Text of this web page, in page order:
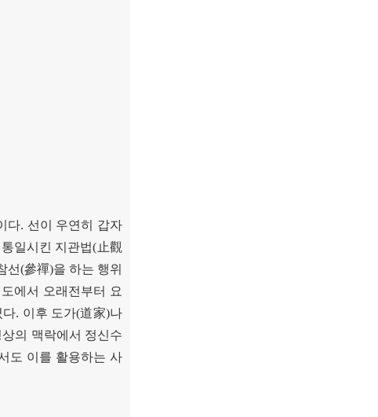
다. 선이 우연히 갑자
일시킨 지관법( 止觀
선(參禪)을 하는 행위
에서 오래전부터 요
다. 이후 도가(道家)나
의 맥락에서 정신수
도 이를 활용하는 사